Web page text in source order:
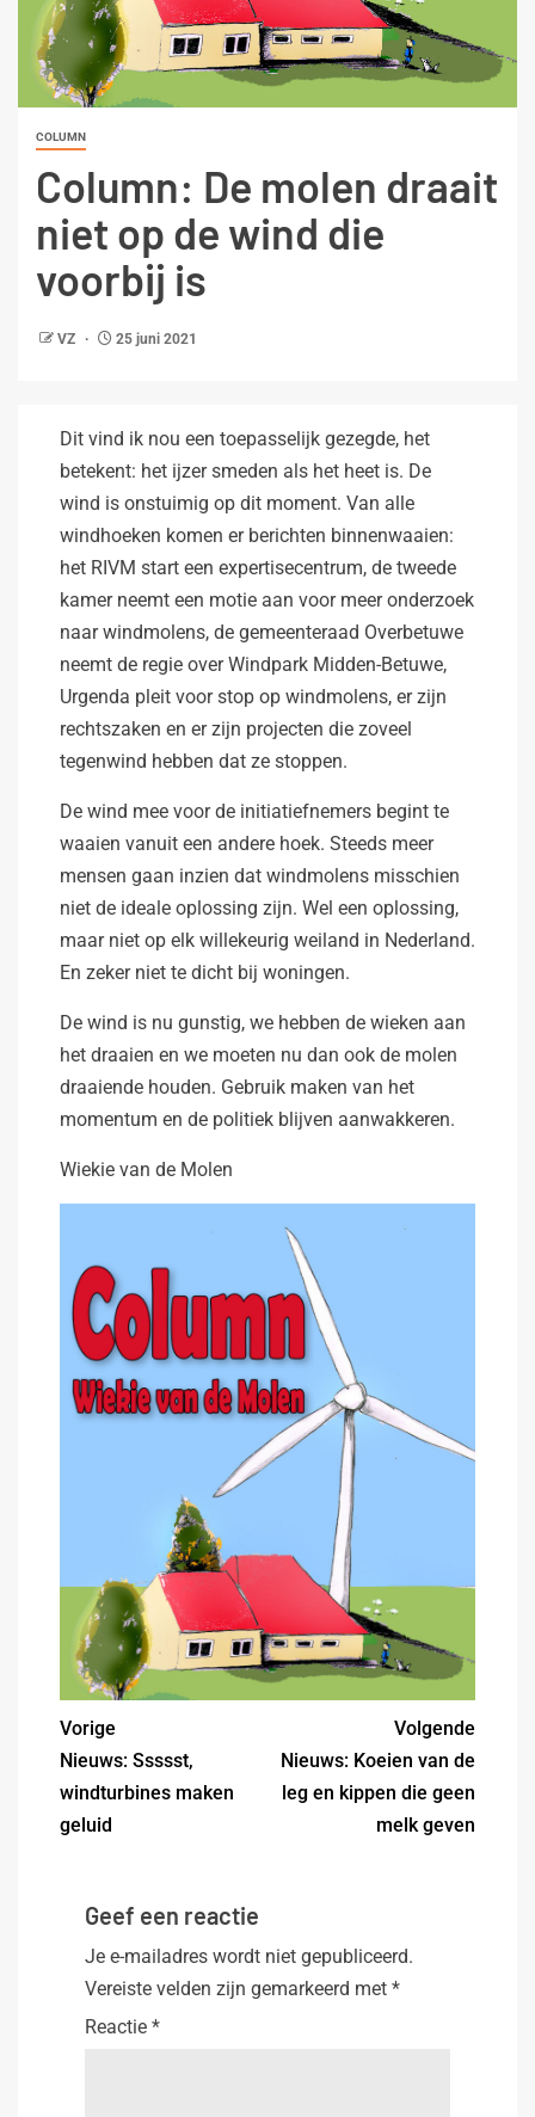
COLUMN
Column: De molen draait
niet op de wind die
voorbij is
VZ 25 juni 2021
Dit vind ik nou een toepasselijk gezegde, het
betekent: het ijzer smeden als het heet is. De
wind is onstuimig op dit moment. Van alle
windhoeken komen er berichten binnenwaaien:
het RIVM start een expertisecentrum, de tweede
kamer neemt een motie aan voor meer onderzoek
naar windmolens, de gemeenteraad Overbetuwe
neemt de regie over Windpark Midden-Betuwe,
Urgenda pleit voor stop op windmolens, er zijn
rechtszaken en er zijn projecten die zoveel
tegenwind hebben dat ze stoppen.
De wind mee voor de initiatiefnemers begint te
waaien vanuit een andere hoek. Steeds meer
mensen gaan inzien dat windmolens misschien
niet de ideale oplossing zijn. Wel een oplossing,
maar niet op elk willekeurig weiland in Nederland.
En zeker niet te dicht bij woningen.
De wind is nu gunstig, we hebben de wieken aan
het draaien en we moeten nu dan ook de molen
draaiende houden. Gebruik maken van het
momentum en de politiek blijven aanwakkeren.
Wiekie van de Molen
Vorige
Nieuws: Ssssst,
windturbines maken
geluid
Volgende
Nieuws: Koeien van de
leg en kippen die geen
melk geven
Geef een reactie
Je e-mailadres wordt niet gepubliceerd.
Vereiste velden zijn gemarkeerd met *
Reactie *